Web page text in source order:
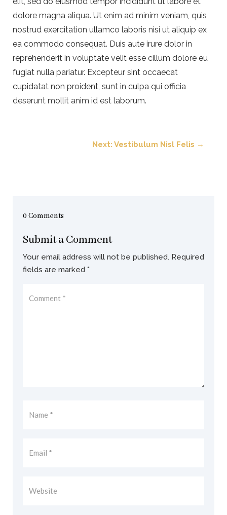
dolore magna aliqua. Ut enim ad minim veniam, quis
nostrud exercitation ullamco laboris nisi ut aliquip ex
ea commodo consequat. Duis aute irure dolor in
reprehenderit in voluptate velit esse cillum dolore eu
fugiat nulla pariatur. Excepteur sint occaecat
cupidatat non proident, sunt in culpa qui officia
deserunt mollit anim id est laborum.
Next: Vestibulum Nisl Felis →
0 Comments
Submit a Comment
Your email address will not be published. Required
fields are marked *